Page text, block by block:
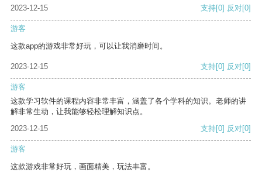
2023-12-15 支持[0] 反对[0]
游客
这款app的游戏非常好玩，可以让我消磨时间。
2023-12-15 支持[0] 反对[0]
游客
这款学习软件的课程内容非常丰富，涵盖了各个学科的知识。老师的讲
解非常生动，让我能够轻松理解知识点。
2023-12-15
支持[0] 反对[0]
游客
这款游戏非常好玩，画面精美，玩法丰富。